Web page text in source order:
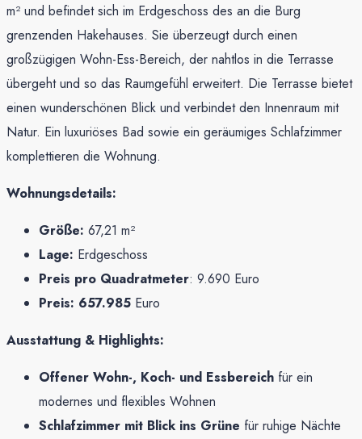
m² und befindet sich im Erdgeschoss des an die Burg
grenzenden Hakehauses. Sie überzeugt durch einen
großzügigen Wohn-Ess-Bereich, der nahtlos in die Terrasse
übergeht und so das Raumgefühl erweitert. Die Terrasse bietet
einen wunderschönen Blick und verbindet den Innenraum mit
Natur. Ein luxuriöses Bad sowie ein geräumiges Schlafzimmer
komplettieren die Wohnung.
Wohnungsdetails:
Größe: 67,21 m²
Lage: Erdgeschoss
Preis pro Quadratmeter: 9.690 Euro
Preis: 657.985 Euro
Ausstattung & Highlights:
Offener Wohn-, Koch- und Essbereich für ein
modernes und flexibles Wohnen
Schlafzimmer mit Blick ins Grüne für ruhige Nächte